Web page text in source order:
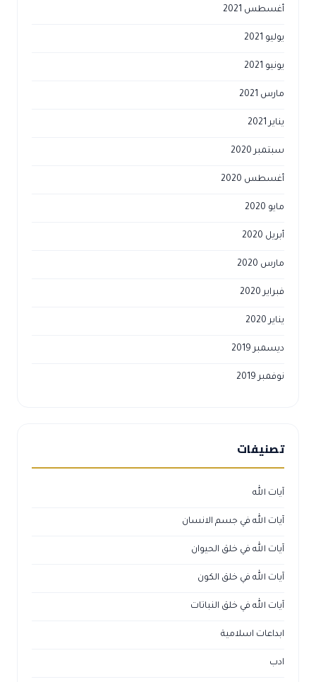
أغسطس 2021
يوليو 2021
يونيو 2021
مارس 2021
يناير 2021
سبتمبر 2020
أغسطس 2020
مايو 2020
أبريل 2020
مارس 2020
فبراير 2020
يناير 2020
ديسمبر 2019
نوفمبر 2019
تصنيفات
آيات الله
آيات الله في جسم الانسان
آيات الله في خلق الحيوان
آيات الله في خلق الكون
آيات الله في خلق النباتات
ابداعات اسلامية
ادب